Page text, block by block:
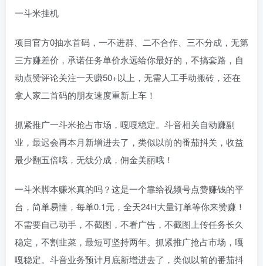
一斗米挂机
项目官方0抽水首码，一不进群、二不合作、三不分成，无第
三方赚差价，承诺任务单价永远给你最好的，不搞套路，自
动点赞评论关注一天赚50+以上，无需人工手动搬砖，还在
拿人家二首码的朋友速度重新上车！
抓紧推广一斗米抢占市场，嘎嘎稳定。斗音相关自动赚副
业，最迟会再本月新增进去了，类似以前的番茄抖关，收益
最少翻五倍哦，无线分成，佣金美丽哦！
一斗米脚本赚米真的吗？这是一个靠给视频号点赞赚钱的平
台，简单易懂，每单0.1元，全天24H大量订单等你来赞赚！
不需要自己动手，不截图，不看广告，不截图上传任务长久
稳定，不割韭菜，最短可坚持两年。抓紧推广抢占市场，嘎
嘎稳定。斗音业务预计月底新增进去了，类似以前的番茄抖